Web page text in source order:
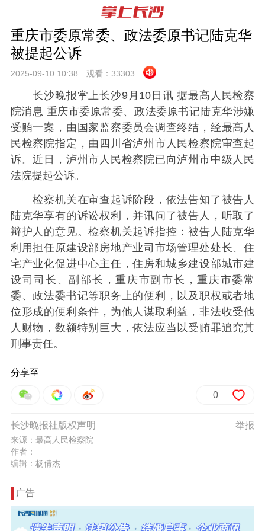
重庆市委原常委、政法委原书记陆克华
被提起公诉
2025-09-10 10:38 观看： 33303
长沙晚报掌上长沙9月10日讯 据最高人民检察
院消息 重庆市委原常委、政法委原书记陆克华涉嫌
受贿一案，由国家监察委员会调查终结，经最高人
民检察院指定，由四川省泸州市人民检察院审查起
诉。近日，泸州市人民检察院已向泸州市中级人民
法院提起公诉。
检察机关在审查起诉阶段，依法告知了被告人
陆克华享有的诉讼权利，并讯问了被告人，听取了
辩护人的意见。检察机关起诉指控：被告人陆克华
利用担任原建设部房地产业司市场管理处处长、住
宅产业化促进中心主任，住房和城乡建设部城市建
设司司长、副部长，重庆市副市长，重庆市委常
委、政法委书记等职务上的便利，以及职权或者地
位形成的便利条件，为他人谋取利益，非法收受他
人财物，数额特别巨大，依法应当以受贿罪追究其
刑事责任。
分享至
0
举报
长沙晚报社版权声明
来源：最高人民检察院
作者：
编辑：杨倩杰
广告